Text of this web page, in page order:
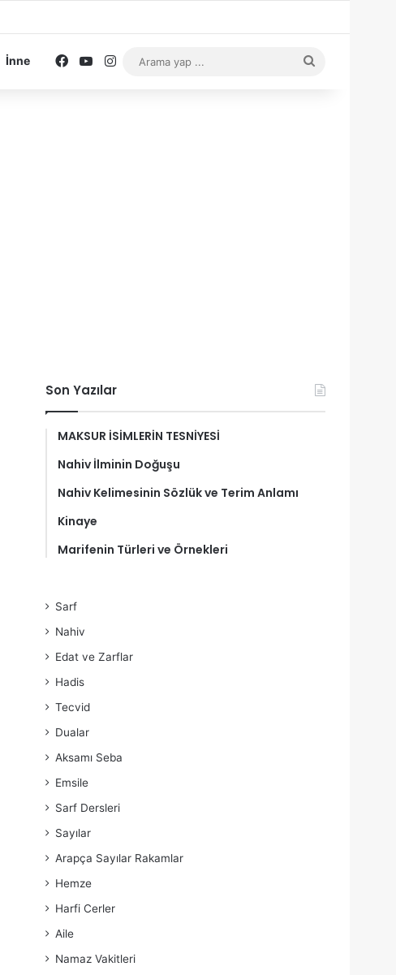
İnne Facebook
YouTube
Instagram
Son Yazılar
MAKSUR İSİMLERİN TESNİYESİ
Nahiv İlminin Doğuşu
Nahiv Kelimesinin Sözlük ve Terim Anlamı
Kinaye
Marifenin Türleri ve Örnekleri
Sarf
Nahiv
Edat ve Zarflar
Hadis
Tecvid
Dualar
Aksamı Seba
Emsile
Sarf Dersleri
Sayılar
Arapça Sayılar Rakamlar
Hemze
Harfi Cerler
Aile
Namaz Vakitleri